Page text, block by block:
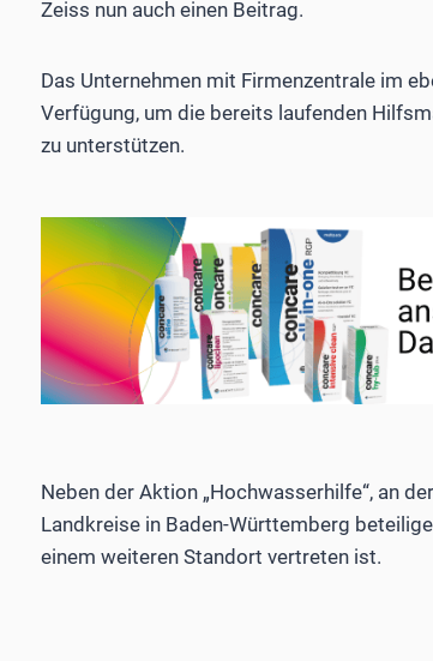
Zeiss nun auch einen Beitrag.
Das Unternehmen mit Firmenzentrale im
Verfügung, um die bereits laufenden
zu unterstützen.
Neben der Aktion „Hochwasserhilfe“, an
Landkreise in Baden-Württemberg
einem weiteren Standort vertreten ist.